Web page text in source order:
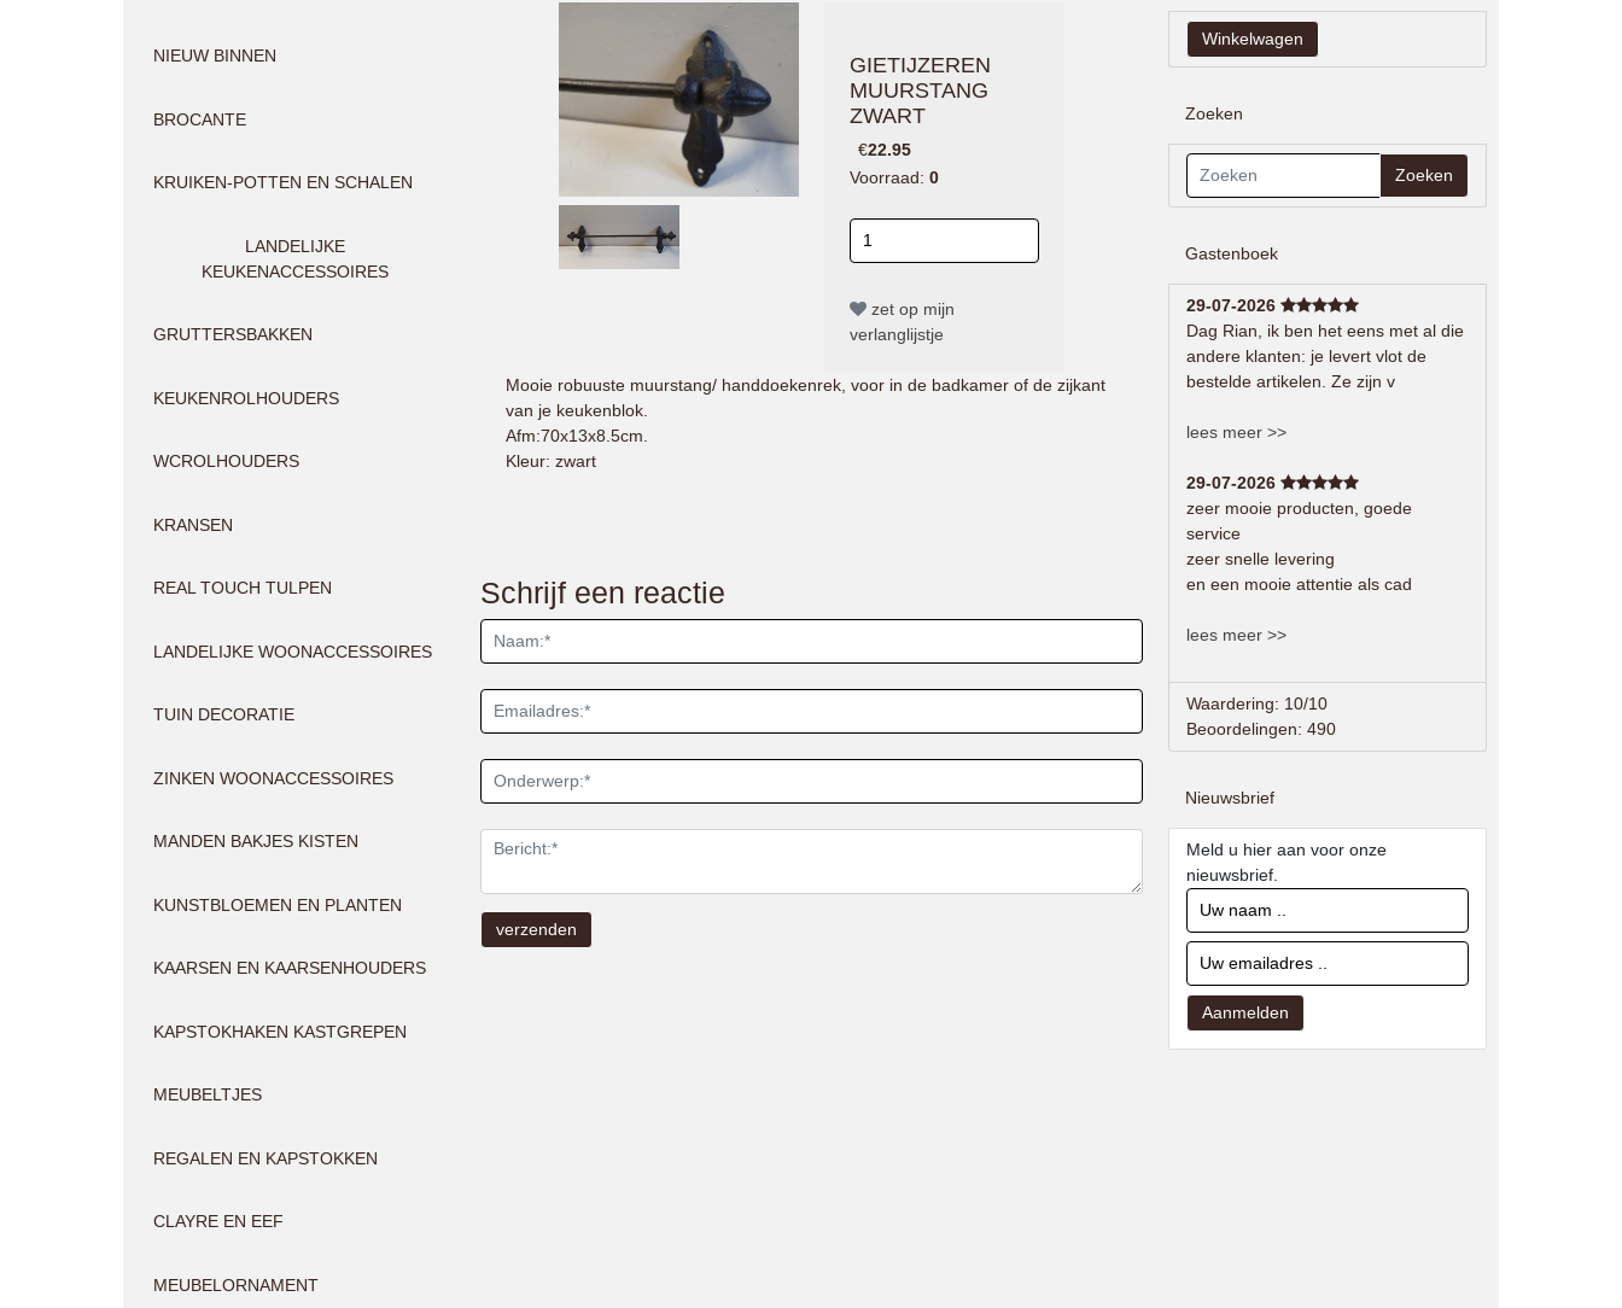
NIEUW BINNEN
BROCANTE
KRUIKEN-POTTEN EN SCHALEN
LANDELIJKE
KEUKENACCESSOIRES
GRUTTERSBAKKEN
KEUKENROLHOUDERS
WCROLHOUDERS
KRANSEN
REAL TOUCH TULPEN
LANDELIJKE WOONACCESSOIRES
TUIN DECORATIE
ZINKEN WOONACCESSOIRES
MANDEN BAKJES KISTEN
KUNSTBLOEMEN EN PLANTEN
KAARSEN EN KAARSENHOUDERS
KAPSTOKHAKEN KASTGREPEN
MEUBELTJES
REGALEN EN KAPSTOKKEN
CLAYRE EN EEF
MEUBELORNAMENT
GIETIJZEREN
MUURSTANG
ZWART
€22.95
Voorraad: 0
zet op mijn
verlanglijstje
Mooie robuuste muurstang/ handdoekenrek, voor in de badkamer of de zijkant
van je keukenblok.
Afm:70x13x8.5cm.
Kleur: zwart
Schrijf een reactie
Zoeken
Zoeken
Gastenboek
29-07-2026
Dag Rian, ik ben het eens met al die
andere klanten: je levert vlot de
bestelde artikelen. Ze zijn v
lees meer >>
29-07-2026
zeer mooie producten, goede
service
zeer snelle levering
en een mooie attentie als cad
lees meer >>
Waardering: 10/10
Beoordelingen: 490
Nieuwsbrief
Meld u hier aan voor onze
nieuwsbrief.